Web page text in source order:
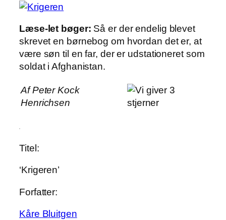
Læse-let bøger: Så er der endelig blevet
skrevet en børnebog om hvordan det er, at
være søn til en far, der er udstationeret som
soldat i Afghanistan.
Af Peter Kock
Henrichsen
Titel:
‘Krigeren’
Forfatter:
Kåre Bluitgen